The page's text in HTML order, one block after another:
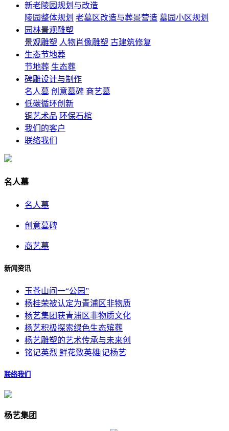
新老陵园规划与改造
陵园整体规划 老墓区改造与葬景营造 墓园小区规划
园林景观雕塑
景观雕塑 人物肖像雕塑 古建筑修复
生态节地葬
节地葬 生态葬
碑雕设计与制作
名人墓 创意墓碑 商艺墓
低碳循环创新
铜艺术品 环保石棺
我们的客户
联络我们
名人墓
名人墓
创意墓碑
商艺墓
新闻资讯
玉苍山间一“公园”
杨桂荣被认定为青浦区非物质
杨艺集团获青浦区非物质文化
杨艺积极探索绿色生态殡葬
杨艺雕塑的艺术传承与未来创
铭记英烈 鲜花致英雄|记杨艺
联络我们
杨艺集团